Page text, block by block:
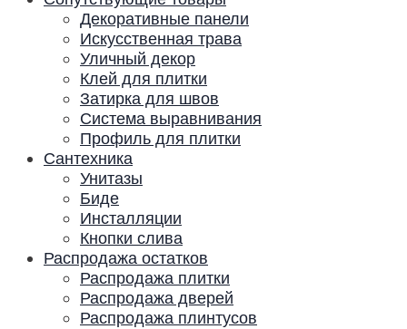
Декоративные панели
Искусственная трава
Уличный декор
Клей для плитки
Затирка для швов
Система выравнивания
Профиль для плитки
Сантехника
Унитазы
Биде
Инсталляции
Кнопки слива
Распродажа остатков
Распродажа плитки
Распродажа дверей
Распродажа плинтусов